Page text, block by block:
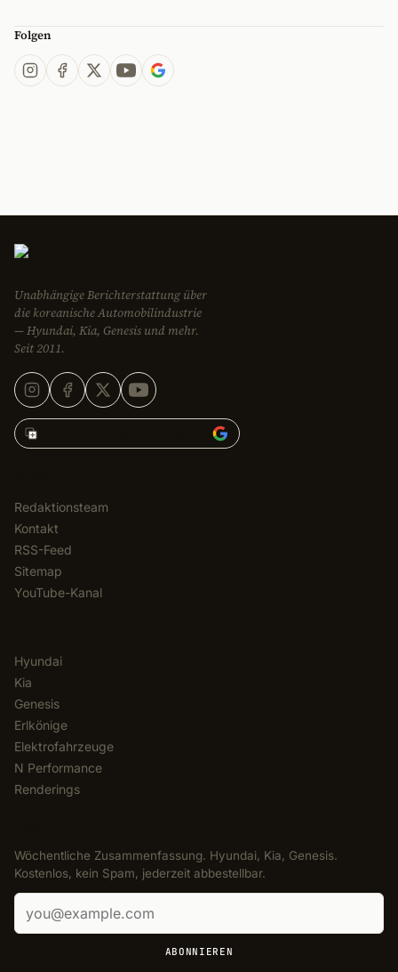
Folgen
Unabhängige Berichterstattung über
die koreanische Automobilindustrie
— Hyundai, Kia, Genesis und mehr.
Seit 2011.
Korean Car Blog hinzufügen zu
Redaktionsteam
Kontakt
RSS-Feed
Sitemap
YouTube-Kanal
Hyundai
Kia
Genesis
Erlkönige
Elektrofahrzeuge
N Performance
Renderings
Wöchentliche Zusammenfassung. Hyundai, Kia, Genesis.
Kostenlos, kein Spam, jederzeit abbestellbar.
E-Mail-Adresse
ABONNIEREN